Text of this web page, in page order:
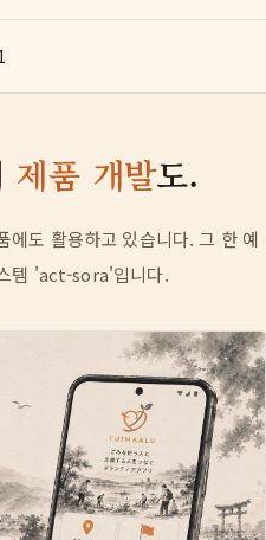
제품 개발도.
에도 활용하고 있습니다. 그 한 예
템 'act-sora'입니다.